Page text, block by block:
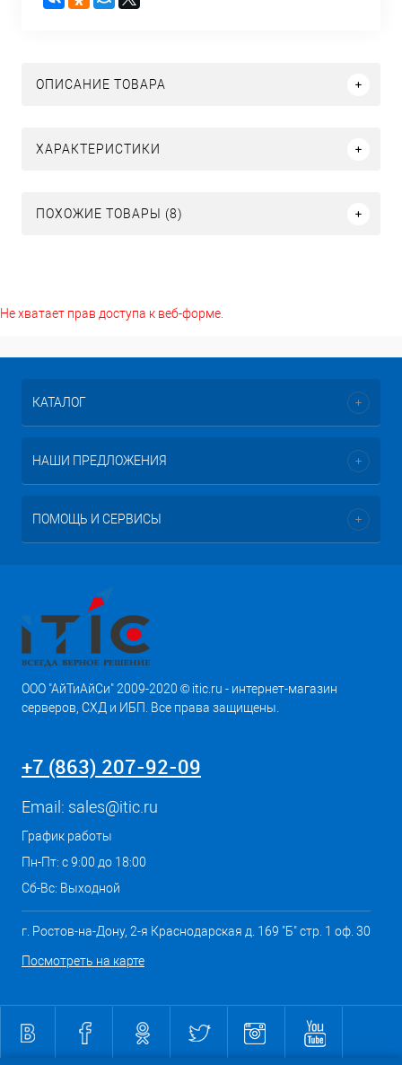
ОПИСАНИЕ ТОВАРА
ХАРАКТЕРИСТИКИ
ПОХОЖИЕ ТОВАРЫ (8)
Не хватает прав доступа к веб-форме.
КАТАЛОГ
НАШИ ПРЕДЛОЖЕНИЯ
ПОМОЩЬ И СЕРВИСЫ
ООО "АйТиАйСи" 2009-2020 © itic.ru - интернет-магазин
серверов, СХД и ИБП. Все права защищены.
+7 (863) 207-92-09
Email: sales@itic.ru
График работы
Пн-Пт: с 9:00 до 18:00
Сб-Вс: Выходной
г. Ростов-на-Дону, 2-я Краснодарская д. 169 "Б" стр. 1 оф. 30
Посмотреть на карте